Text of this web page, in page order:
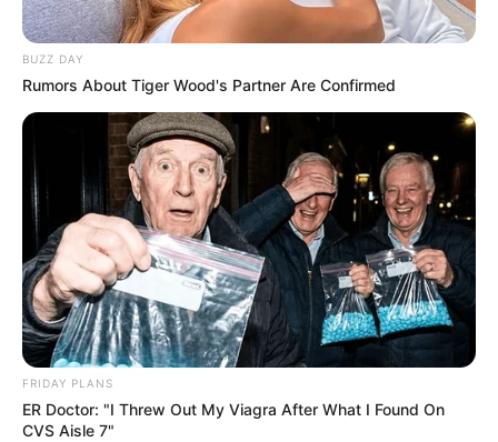
BUZZ DAY
Rumors About Tiger Wood's Partner Are Confirmed
FRIDAY PLANS
ER Doctor: "I Threw Out My Viagra After What I Found On
CVS Aisle 7"